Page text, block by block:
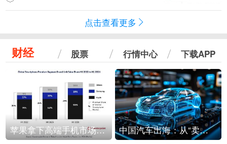
点击查看更多
财经 股票 行情中心 下载APP
苹果拿下高端手机市场65%的份额：iPhone 17系列功不可没 中国汽车出海：从“卖出去”到“走进去”